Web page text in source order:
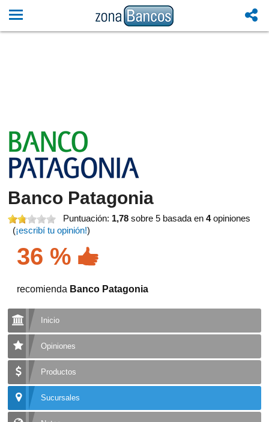
Banco Patagonia
Puntuación: 1,78 sobre 5 basada en4opiniones
(¡escribí tu opinión!)
36 %
recomienda Banco Patagonia
Inicio
Opiniones
Productos
Sucursales